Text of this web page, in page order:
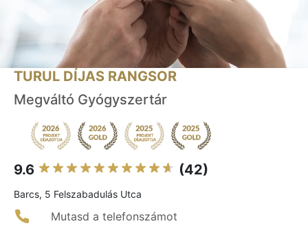
TURUL DÍJAS RANGSOR
Megváltó Gyógyszertár
9.6 (42)
Barcs, 5 Felszabadulás Utca
Mutasd a telefonszámot